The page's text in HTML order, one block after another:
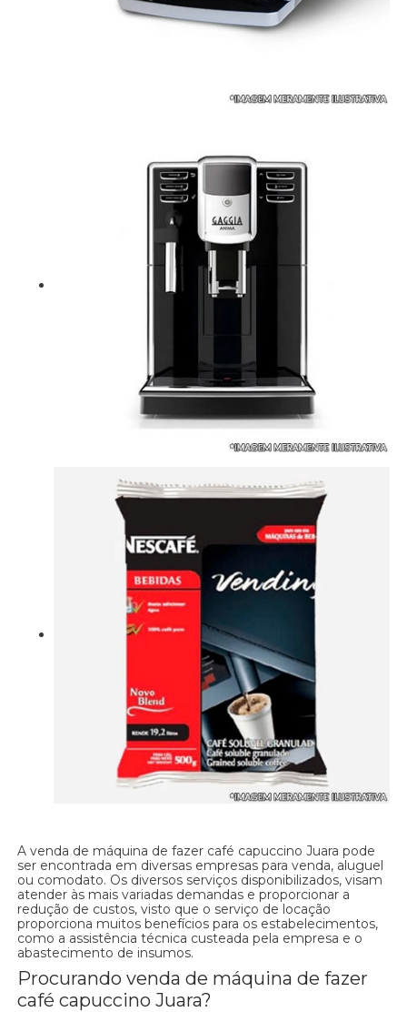
A venda de máquina de fazer café capuccino Juara pode
ser encontrada em diversas empresas para venda, aluguel
ou comodato. Os diversos serviços disponibilizados, visam
atender às mais variadas demandas e proporcionar a
redução de custos, visto que o serviço de locação
proporciona muitos benefícios para os estabelecimentos,
como a assistência técnica custeada pela empresa e o
abastecimento de insumos.
Procurando venda de máquina de fazer
café capuccino Juara?